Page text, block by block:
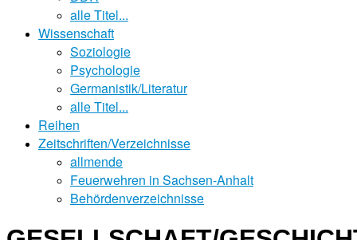
alle Titel...
Wissenschaft
Soziologie
Psychologie
Germanistik/Literatur
alle Titel...
Reihen
Zeitschriften/Verzeichnisse
allmende
Feuerwehren in Sachsen-Anhalt
Behördenverzeichnisse